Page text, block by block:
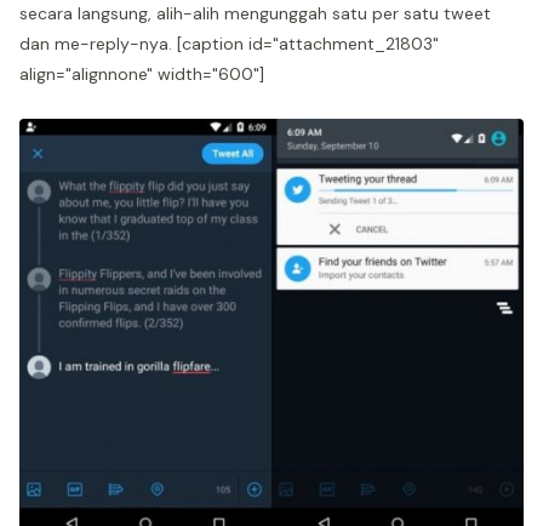
secara langsung, alih-alih mengunggah satu per satu tweet
dan me-reply-nya. [caption id="attachment_21803"
align="alignnone" width="600"]